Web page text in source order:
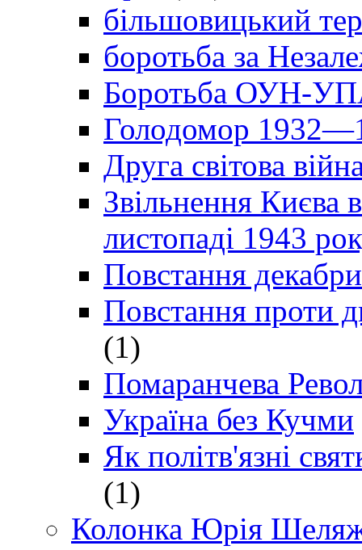
більшовицький
боротьба за
Боротьба ОУН-УПА
Голодомор
Друга світова
Звільнення Києва
листопаді 1943
Повстання
Повстання проти
(1)
Помаранчева
Україна без Кучми
Як політв'язні
(1)
Колонка Юрія